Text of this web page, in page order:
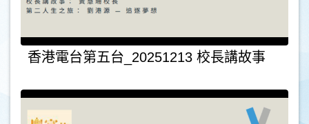
香港電台第五台_20251213 校長講故事